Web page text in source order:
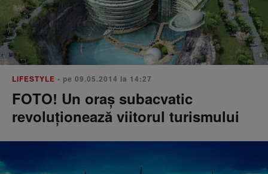
LIFESTYLE • pe 09.05.2014 la 14:27
FOTO! Un oraș subacvatic
revoluționează viitorul turismului